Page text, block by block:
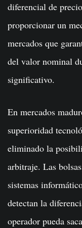
diferencial de
proporcionar un
mercados que
del valor nominal
significativo.
En mercados
superioridad
eliminado la
arbitraje. Las
sistemas
detectan la
operador pueda